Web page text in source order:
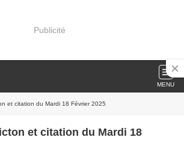
Publicité
MENU
et citation du Mardi 18 Février 2025
et citation du Mardi 18